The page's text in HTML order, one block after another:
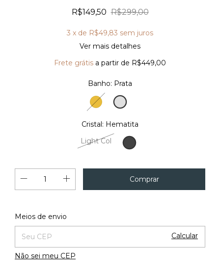
R$149,50 R$299,00
3 x de R$49,83 sem juros
Ver mais detalhes
Frete grátis a partir de R$449,00
Banho: Prata
Ouro
18K
Prata
Cristal: Hematita
Light Col
Hematita
Entregas para o CEP:
Meios de envio
Calcular
Não sei meu CEP